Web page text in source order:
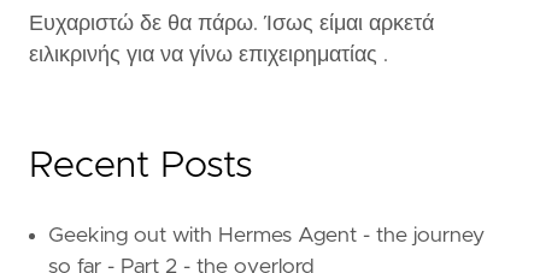
Ευχαριστώ δε θα πάρω. Ίσως είμαι αρκετά
ειλικρινής για να γίνω επιχειρηματίας .
Recent Posts
Geeking out with Hermes Agent - the journey
so far - Part 2 - the overlord